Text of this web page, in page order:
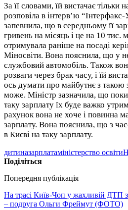
За її словами, їй вистачає тільки
розповіла в інтерв’ю
запевнила, що в середньому її
гривень на місяць і це на 10 тис.
отримувала раніше на посаді
Міносвіти. Вона пояснила, що у
службовий автомобіль. Також
розваги через брак часу, і їй
ось думати про майбутнє з такою
може. Міністр зазначила, що поки
таку зарплату їх буде важко
рахунок вона не хоче і повинна
зарплату. Вона пояснила, що з
в Києві на таку зарплату.
дитиназарплатаміністерство освіти
Поділіться
Попередня публікація
На трасі Київ-Чоп у жахливій ДТП
– подруга Ольги Фреймут (ФОТО)